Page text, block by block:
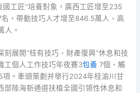
工匠”培養對象，廣西工匠增至235
，帶動技巧人才增至846.5萬人、高
人。
刻展開“桂有技巧、財產復興”休息和技
工個人工作技巧年夜賽3包養 7個、觸
。牽頭策劃并舉行2024年桂渝川甘
部陸海新通道扶植全國引領性休息和